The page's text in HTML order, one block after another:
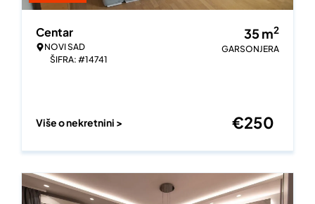
Centar
NOVI SAD
ŠIFRA: #14741
35m2
GARSONJERA
Više o nekretnini > €250